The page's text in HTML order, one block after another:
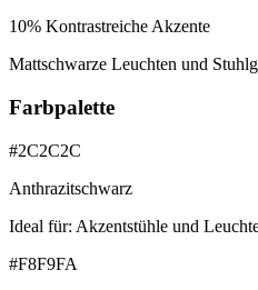
10% Kontrastreiche Akzente
Mattschwarze Leuchten und
Farbpalette
#2C2C2C
Anthrazitschwarz
Ideal für: Akzentstühle und
#F8F9FA